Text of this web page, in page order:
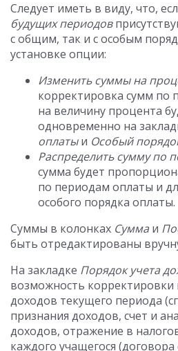
Следует иметь в виду, что,
будущих периодов
с общим, так и с особым
установке опции:
Изменить суммы на
корректировка сумм по
на величину процента
одновременно на
оплатыи Особый
Распределить сумму по
сумма будет
по периодам оплаты и
особого порядка оплаты.
Суммы в колонках Сумма и
быть отредактированы
На закладке Порядок учета
возможность корректировки
доходов текущего периода
признания доходов, счет и
доходов, отражение в
каждого учащегося (договора